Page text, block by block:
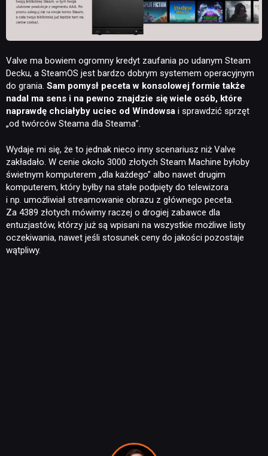
Valve ma bowiem ogromny kredyt zaufania po udanym Steam
Decku, a SteamOS jest bardzo dobrym systemem operacyjnym
do grania. Sam pomysł peceta w konsolowej formie także
nadal ma sens i na pewno znajdzie się wiele osób, które
naprawdę chciałyby uciec od Windowsa i sprawdzić sprzęt
„od twórców Steama dla Steama”.
Wydaje mi się, że to jednak nieco inny scenariusz niż Valve
zakładało. W cenie około 3000 złotych Steam Machine byłoby
świetnym komputerem „dla każdego” albo nawet drugim
komputerem, który byłby na stałe podpięty do telewizora
i np. umożliwiał streamowanie obrazu z głównego peceta.
Za 4389 złotych mówimy raczej o drogiej zabawce dla
entuzjastów, którzy już są wpisani na wszystkie możliwe listy
oczekiwania, nawet jeśli stosunek ceny do jakości pozostaje
wątpliwy.